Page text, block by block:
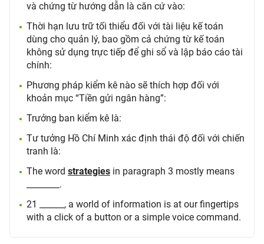
và chứng từ hướng dẫn là căn cứ vào:
Thời hạn lưu trữ tối thiểu đối với tài liệu kế toán
dùng cho quản lý, bao gồm cả chứng từ kế toán
không sử dụng trực tiếp để ghi sổ và lập báo cáo tài
chính:
Phương pháp kiểm kê nào sẽ thích hợp đối với
khoản mục “Tiền gửi ngân hàng”:
Trưởng ban kiểm kê là:
Tư tưởng Hồ Chí Minh xác định thái độ đối với chiến
tranh là:
The word strategies in paragraph 3 mostly means
________.
21 ______, a world of information is at our fingertips
with a click of a button or a simple voice command.